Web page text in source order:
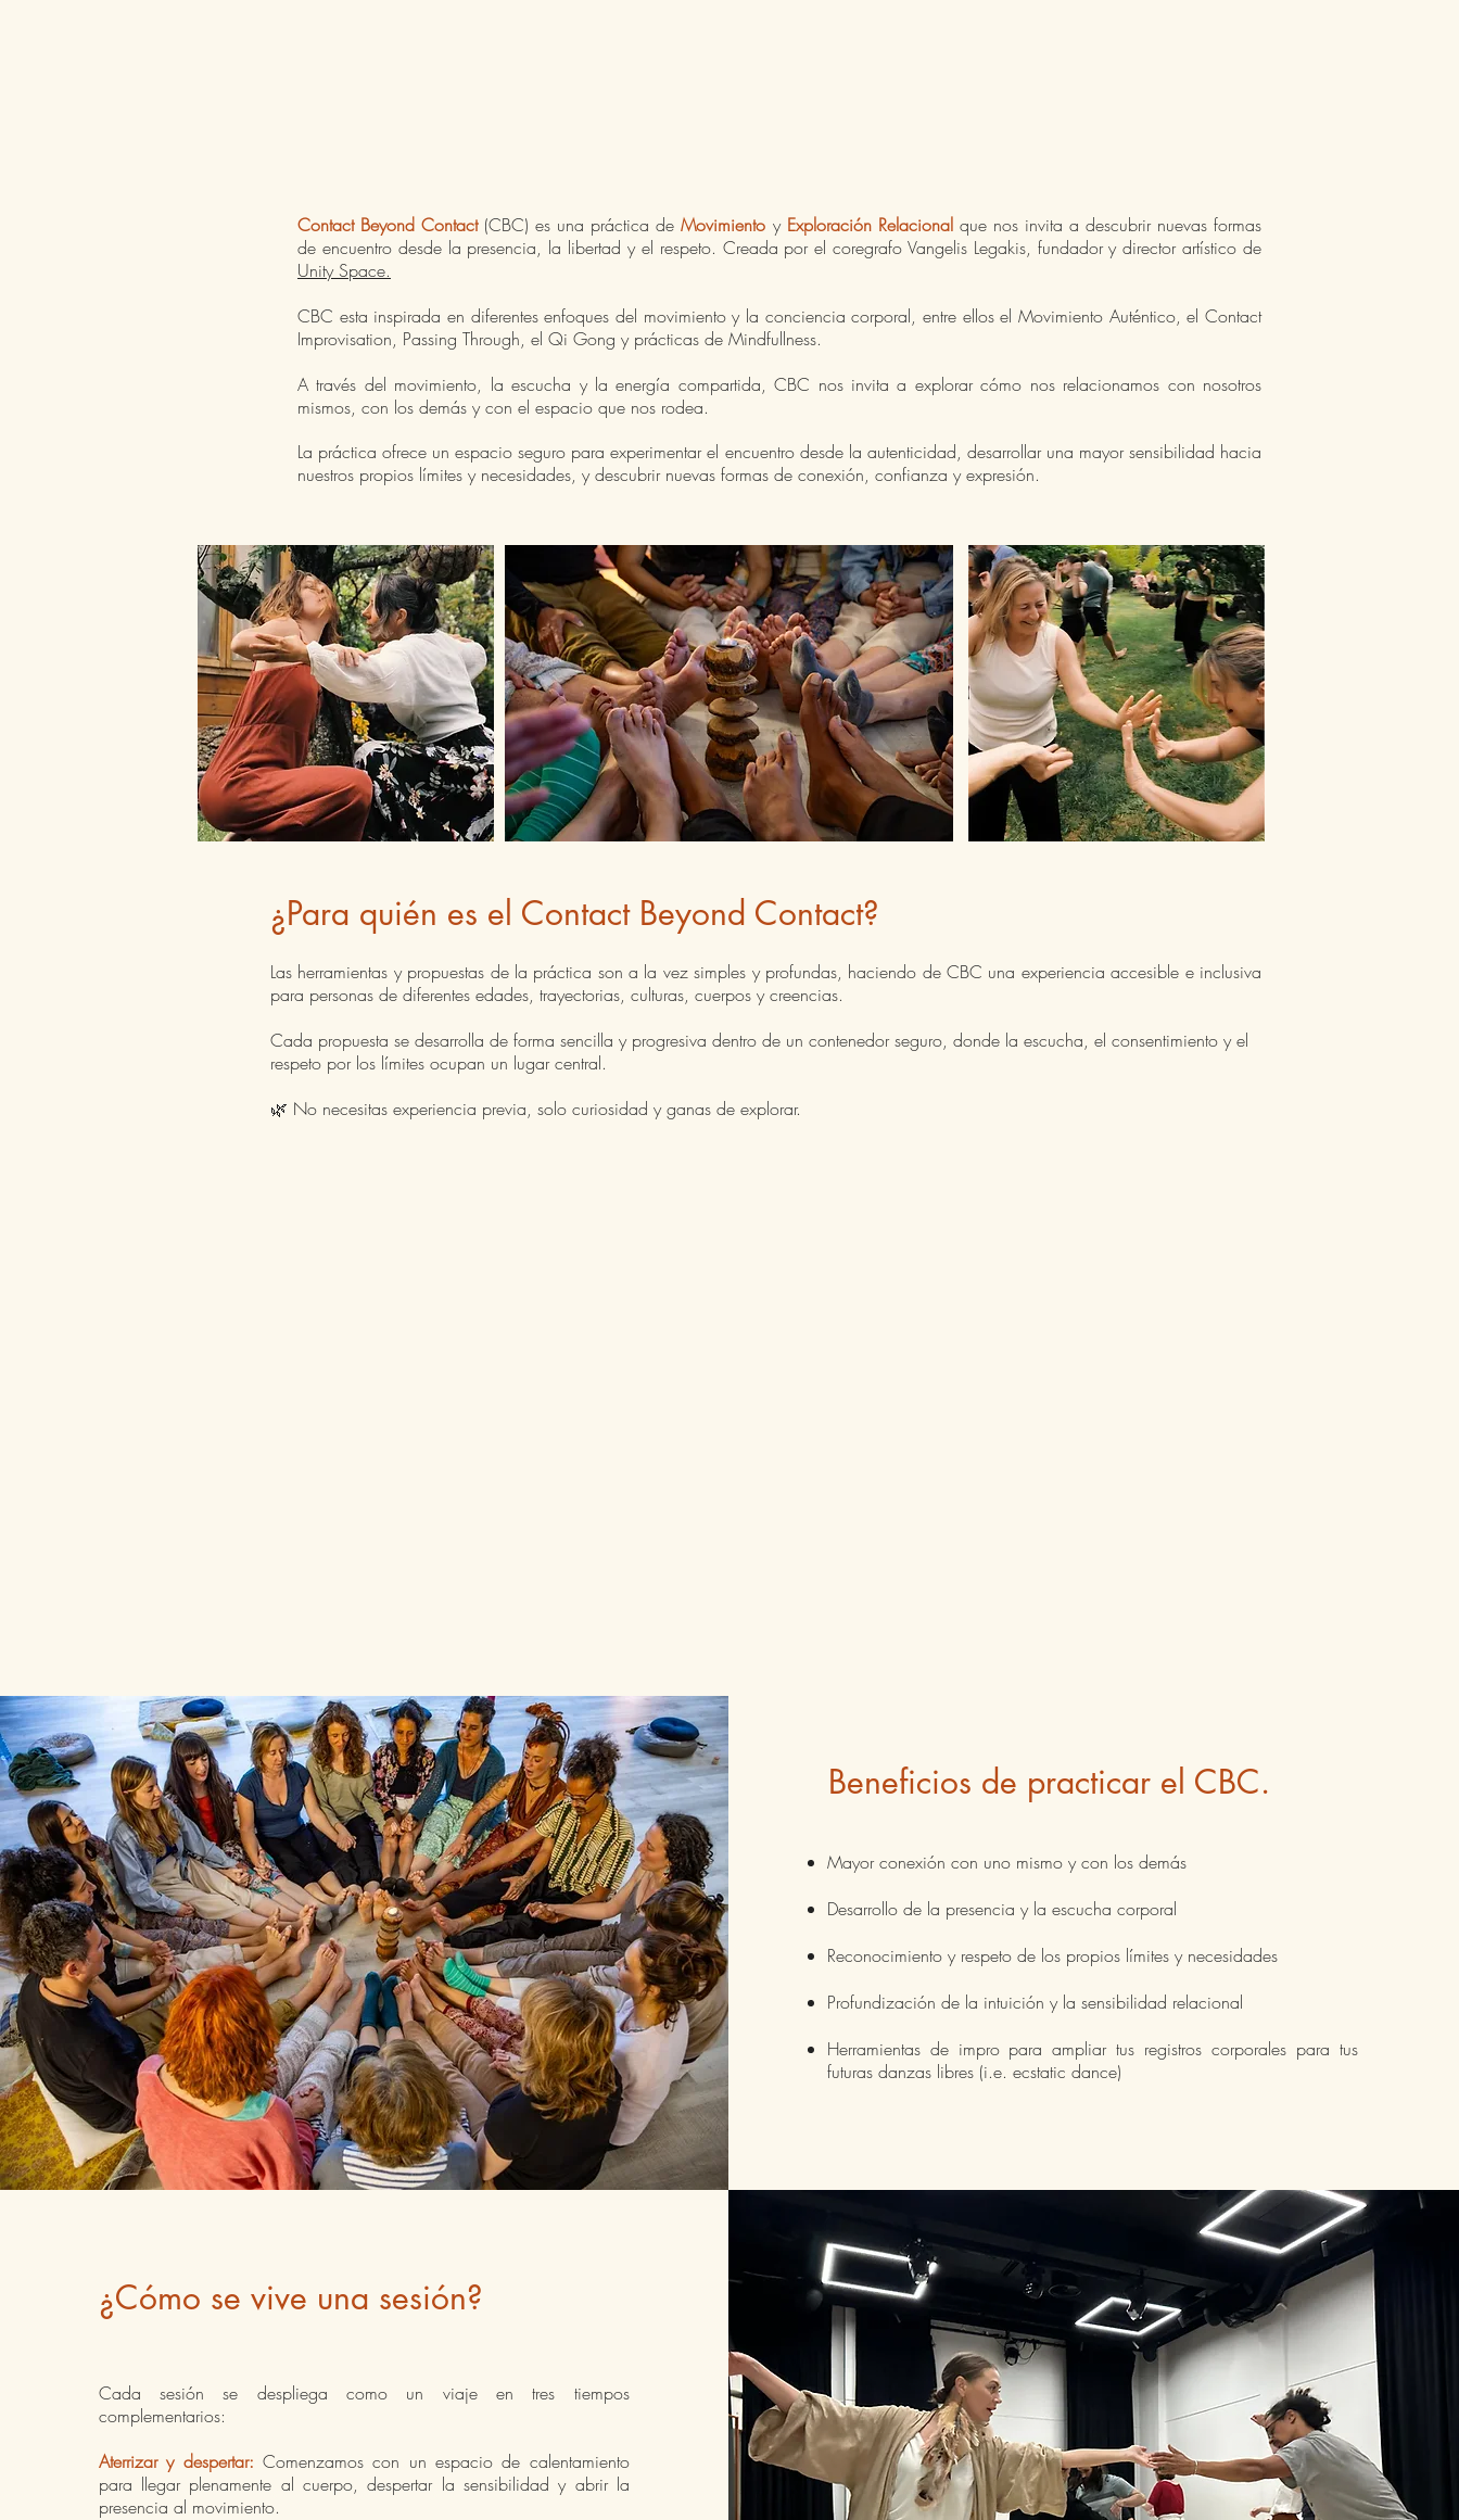
Contact Beyond Contact(CBC) es una práctica deMovimiento y Exploración Relacionalque nos invita a descubrir nuevas formas
de encuentro desde la presencia, la libertad y el respeto. Creada por el coregrafo Vangelis Legakis, fundador y director artístico de
Unity Space.
CBC esta inspirada en diferentes enfoques del movimiento y la conciencia corporal, entre ellos el Movimiento Auténtico, el Contact
Improvisation, Passing Through, el Qi Gong y prácticas de Mindfullness.
A través del movimiento, la escucha y la energía compartida, CBC nos invita a explorar cómo nos relacionamos con nosotros
mismos, con los demás y con el espacio que nos rodea.
La práctica ofrece un espacio seguro para experimentar el encuentro desde la autenticidad, desarrollar una mayor sensibilidad hacia
nuestros propios límites y necesidades, y descubrir nuevas formas de conexión, confianza y expresión.
¿Para quién es el Contact Beyond Contact?
Las herramientas y propuestas de la práctica son a la vez simples y profundas, haciendo de CBC una experiencia accesible e inclusiva
para personas de diferentes edades, trayectorias, culturas, cuerpos y creencias.
Cada propuesta se desarrolla de forma sencilla y progresiva dentro de un contenedor seguro, donde la escucha, el consentimiento y el
respeto por los límites ocupan un lugar central.
🌿 No necesitas experiencia previa, solo curiosidad y ganas de explorar.
Beneficios de practicar el CBC.
Mayor conexión con uno mismo y con los demás
Desarrollo de la presencia y la escucha corporal
Reconocimiento y respeto de los propios límites y necesidades
Profundización de la intuición y la sensibilidad relacional
Herramientas de impro para ampliar tus registros corporales para tus
futuras danzas libres (i.e. ecstatic dance)
¿Cómo se vive una sesión?
Cada sesión se despliega como un viaje en tres tiempos
complementarios:
Aterrizar y despertar: Comenzamos con un espacio de calentamiento
para llegar plenamente al cuerpo, despertar la sensibilidad y abrir la
presencia al movimiento.